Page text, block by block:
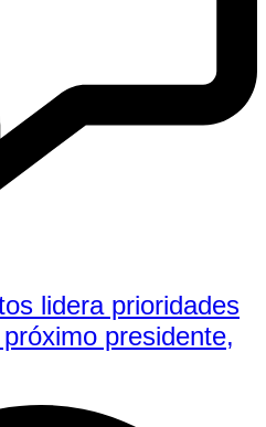
lidera prioridades
presidente,